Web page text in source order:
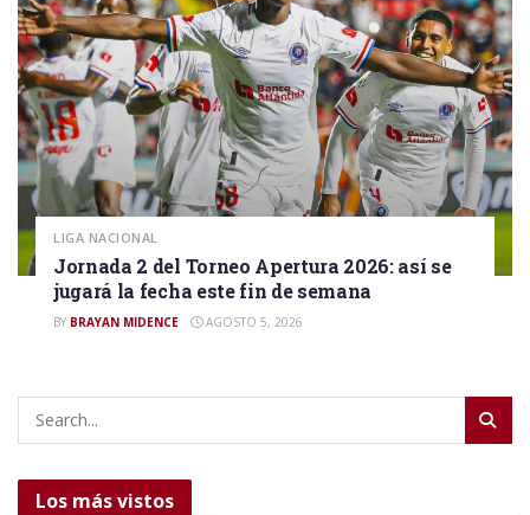
LIGA NACIONAL
Jornada 2 del Torneo Apertura 2026: así se
jugará la fecha este fin de semana
BY BRAYAN MIDENCE AGOSTO 5, 2026
Los más vistos